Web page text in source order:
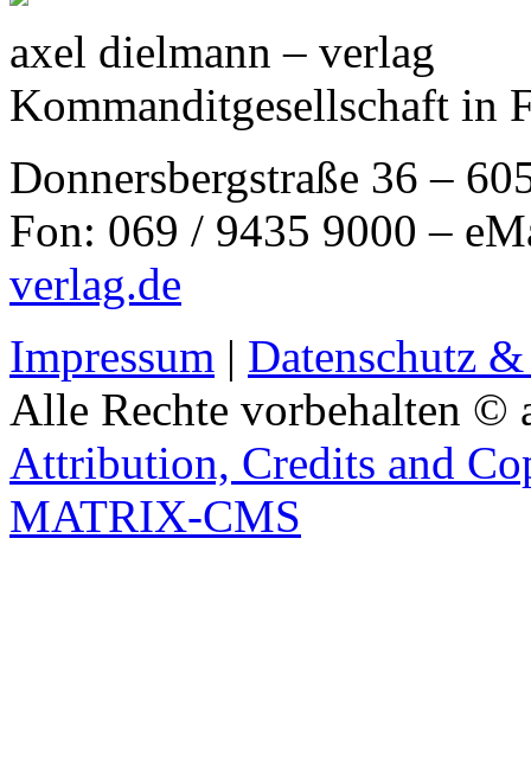
axel dielmann – verlag
Kommanditgesellschaft in
Donnersbergstraße 36 –
Fon: 069 / 9435 9000 –
verlag.de
Impressum | Datenschutz
Alle Rechte vorbehalten ©
Attribution, Credits and
MATRIX-CMS